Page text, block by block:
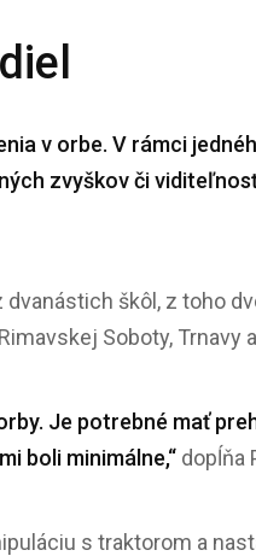
v orbe. V rámci
zvyškov či
škôl, z toho
Soboty, Trnavy
Je potrebné mať
boli minimálne,“ dopĺňa
s traktorom a